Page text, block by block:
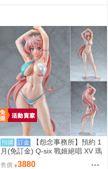
預購 訂金
【怨念事務所】預約 1
月(免訂金) Q-six 戰姬絕唱 XV 瑪
麗亞 比基尼Ver 1/7 油光版 0920
售價 3880